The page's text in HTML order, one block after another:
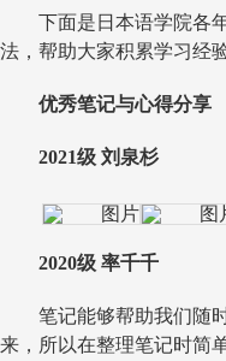
下面是日本语学院各
法，帮助大家积累学习经验
优秀笔记与心得分享
2021级 刘泉杉
2020级 率千千
笔记能够帮助我们随
来，所以在整理笔记时简